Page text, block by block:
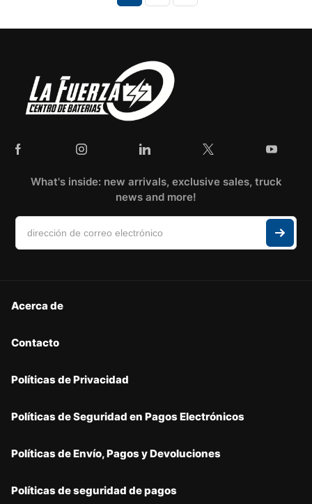
What's inside: new arrivals, exclusive sales, truck
news and more!
Acerca de
Contacto
Políticas de Privacidad
Políticas de Seguridad en Pagos Electrónicos
Políticas de Envío, Pagos y Devoluciones
Políticas de seguridad de pagos